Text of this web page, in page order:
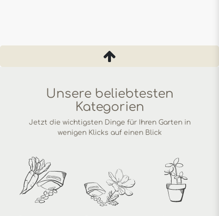
Unsere beliebtesten
Kategorien
Jetzt die wichtigsten Dinge für Ihren Garten in
wenigen Klicks auf einen Blick